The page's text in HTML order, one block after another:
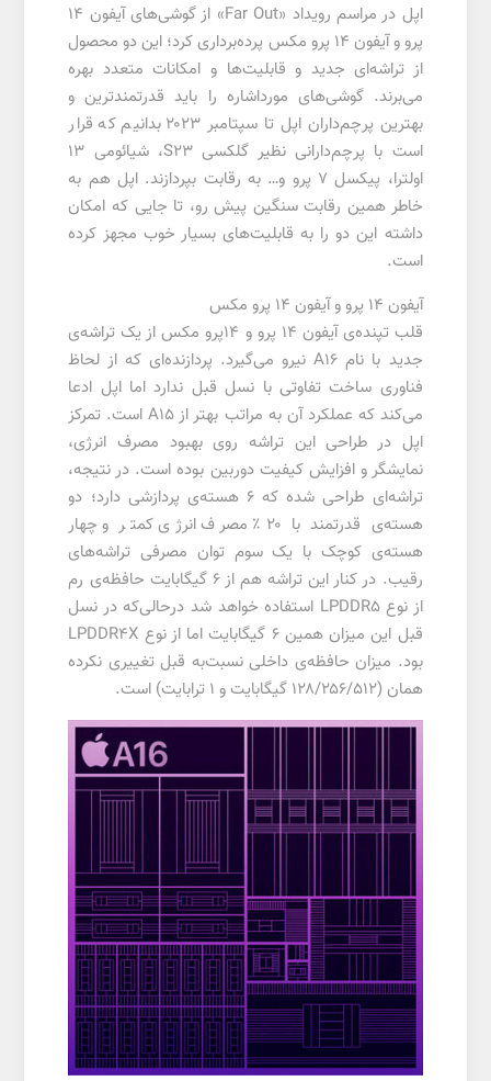
اپل در مراسم رویداد «Far Out» از گوشی‌های آیفون ۱۴
پرو و آیفون ۱۴ پرو مکس پرده‌برداری کرد؛ این دو محصول
از تراشه‌ای جدید و قابلیت‌ها و امکانات متعدد بهره
می‌برند. گوشی‌های مورداشاره را باید قدرتمندترین و
بهترین پرچم‌داران اپل تا سپتامبر ۲۰۲۳ بدانیم که قرار
است با پرچم‌دارانی نظیر گلکسی S23، شیائومی ۱۳
اولترا، پیکسل ۷ پرو و… به رقابت بپردازند. اپل هم به
خاطر همین رقابت سنگین پیش رو، تا جایی که امکان
داشته این دو را به قابلیت‌های بسیار خوب مجهز کرده
است.
آیفون 14 پرو و آیفون 14 پرو مکس
قلب تپنده‌ی آیفون ۱۴ پرو و ۱۴پرو مکس از یک تراشه‌ی
جدید با نام A16 نیرو می‌گیرد. پردازنده‌ای که از لحاظ
فناوری ساخت تفاوتی با نسل قبل ندارد اما اپل ادعا
می‌کند که عملکرد آن به مراتب بهتر از A15 است. تمرکز
اپل در طراحی این تراشه روی بهبود مصرف انرژی،
نمایشگر و افزایش کیفیت دوربین بوده است. در نتیجه،
تراشه‌ای طراحی شده که ۶ هسته‌ی پردازشی دارد؛ دو
هسته‌ی قدرتمند با ۲۰٪ مصرف انرژی کمتر و چهار
هسته‌ی کوچک با یک سوم توان مصرفی تراشه‌های
رقیب. در کنار این تراشه هم از ۶ گیگابایت حافظه‌ی رم
از نوع LPDDR5 استفاده خواهد شد درحالی‌که در نسل
قبل این میزان همین ۶ گیگابایت اما از نوع LPDDR4X
بود. میزان حافظه‌ی داخلی نسبت‌به قبل تغییری نکرده
همان (۱۲۸/۲۵۶/۵۱۲ گیگابایت و ۱ ترابایت) است.